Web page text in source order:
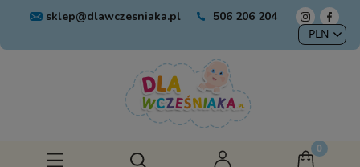
sklep@dlawczesniaka.pl 506 206 204